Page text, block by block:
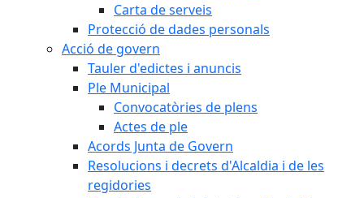
Carta de serveis
Protecció de dades personals
Acció de govern
Tauler d'edictes i anuncis
Ple Municipal
Convocatòries de plens
Actes de ple
Acords Junta de Govern
Resolucions i decrets d'Alcaldia i de les
regidories